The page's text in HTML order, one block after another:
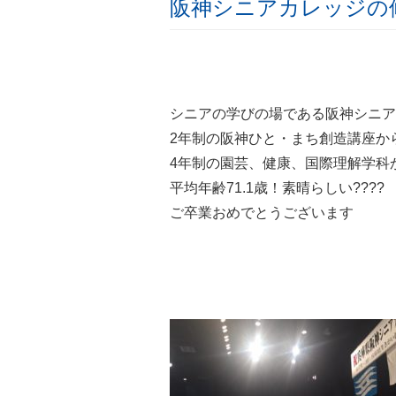
阪神シニアカレッジの
シニアの学びの場である阪神シニ
2年制の阪神ひと・まち創造講座か
4年制の園芸、健康、国際理解学科
平均年齢71.1歳！素晴らしい????
ご卒業おめでとうございます